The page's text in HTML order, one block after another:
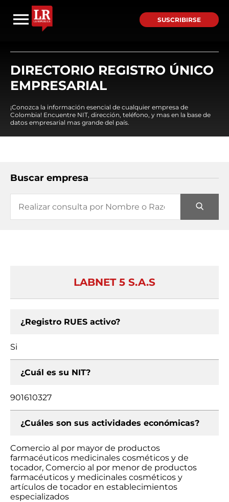
SUSCRIBIRSE
DIRECTORIO REGISTRO ÚNICO
EMPRESARIAL
¡Conozca la información esencial de cualquier empresa de
Colombia! Encuentre NIT, dirección, teléfono, y mas en la base de
datos empresarial mas grande del país.
Buscar empresa
LABNET 5 S.A.S
¿Registro RUES activo?
Si
¿Cuál es su NIT?
901610327
¿Cuáles son sus actividades económicas?
Comercio al por mayor de productos
farmacéuticos medicinales cosméticos y de
tocador, Comercio al por menor de productos
farmacéuticos y medicinales cosméticos y
artículos de tocador en establecimientos
especializados